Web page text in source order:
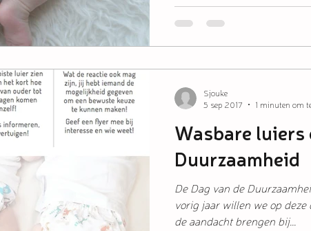
Wasbare luiers
Duurzaamheid
De Dag van de
vorig jaar willen we op
de aandacht brengen bij...
Sjouke
5 sep 2017
1 minuten om